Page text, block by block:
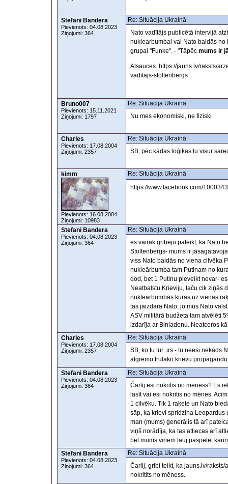
Stefani Bandera
Pievienots: 04.08.2023
Ziņojumi: 364
Re: Situācija Ukrainā
Nato vadītājs publicētā intervijā
nuklearbumbai vai Nato baidās no
grupai "Funke". - "Tāpēc mums ir
Atsauces https://jauns.lv/raksts/
vaditajs-stoltenbergs
Bruno007
Pievienots: 15.11.2021
Ziņojumi: 1797
Re: Situācija Ukrainā
Nu mes ekonomiski, ne fiziski
Charles
Pievienots: 17.08.2004
Ziņojumi: 2357
Re: Situācija Ukrainā
SB, pēc kādas loģikas tu visur
kimm
Pievienots: 16.08.2004
Ziņojumi: 10983
Re: Situācija Ukrainā
https://www.facebook.com/
Stefani Bandera
Pievienots: 04.08.2023
Ziņojumi: 364
Re: Situācija Ukrainā
es vairāk gribēju pateikt, ka Nato
Stoltenbergs- mums ir
viss Nato baidās no viena cilvēka
nukleārbumba tam Putinam no
dod, bet 1 Putinu pieveikt nevar-
Neatbalstu Krieviju, taču cik ziņās
nukleārbumbas kuras uz vienas
tas jāizdara Nato, jo mūs Nato
ASV militārā budžeta tam atvēlēti
izdarīja ar Binladenu. Neatceros
Charles
Pievienots: 17.08.2004
Ziņojumi: 2357
Re: Situācija Ukrainā
SB, ko tu tur .irs - tu neesi nekāds
atgremo trulāko krievu
Stefani Bandera
Pievienots: 04.08.2023
Ziņojumi: 364
Re: Situācija Ukrainā
Čarlij esi nokritis no mēness? Es
lasīt vai esi nokritis no mēnes.
1 cilvēku. Tik 1 raķete un Nato
sāp, ka krievi spridzina Leopardus
man (mums) ģenerālis tā arī
viņš norādīja, ka tas attiecas arī
bet mums vīriem ļauj paspēlēt
Stefani Bandera
Pievienots: 04.08.2023
Ziņojumi: 364
Re: Situācija Ukrainā
Čarlij, gribi teikt, ka jauns.lv/
nokritits no mēness.